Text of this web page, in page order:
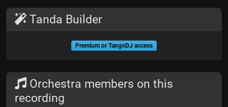
Tanda Builder
Premium or TangoDJ access
Orchestra members on this
recording